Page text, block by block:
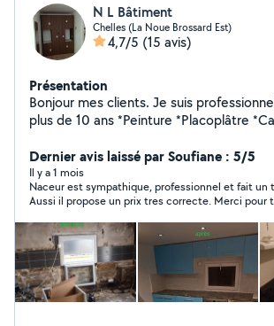
N L Bâtiment
Chelles (La Noue Brossard Est)
4,7/5 (15 avis)
Présentation
Bonjour mes clients. Je suis
plus de 10 ans *Peinture *Placoplâtre *Carlage *Parquet
cuisine
Dernier avis laissé par Soufiane : 5/5
Il y a 1 mois
Naceur est sympathique, professionnel et fait un
Aussi il propose un prix tres correcte. Merci pour